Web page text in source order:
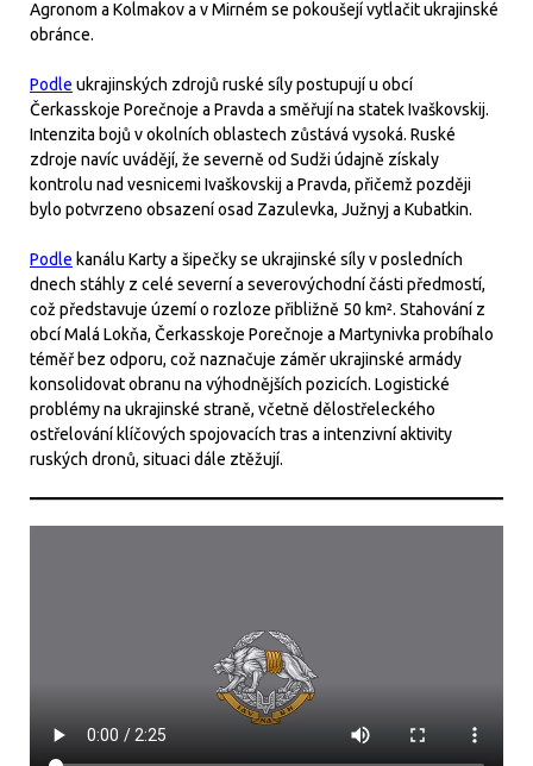
Agronom a Kolmakov a v Mirném se pokoušejí vytlačit ukrajinské
obránce.
Podle ukrajinských zdrojů ruské síly postupují u obcí
Čerkasskoje Porečnoje a Pravda a směřují na statek Ivaškovskij.
Intenzita bojů v okolních oblastech zůstává vysoká. Ruské
zdroje navíc uvádějí, že severně od Sudži údajně získaly
kontrolu nad vesnicemi Ivaškovskij a Pravda, přičemž později
bylo potvrzeno obsazení osad Zazulevka, Južnyj a Kubatkin.
Podle kanálu Karty a šipečky se ukrajinské síly v posledních
dnech stáhly z celé severní a severovýchodní části předmostí,
což představuje území o rozloze přibližně 50 km². Stahování z
obcí Malá Lokňa, Čerkasskoje Porečnoje a Martynivka probíhalo
téměř bez odporu, což naznačuje záměr ukrajinské armády
konsolidovat obranu na výhodnějších pozicích. Logistické
problémy na ukrajinské straně, včetně dělostřeleckého
ostřelování klíčových spojovacích tras a intenzivní aktivity
ruských dronů, situaci dále ztěžují.